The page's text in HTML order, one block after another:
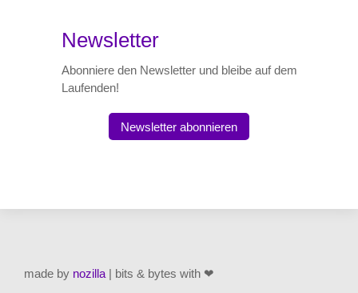
Newsletter
Abonniere den Newsletter und bleibe auf dem
Laufenden!
Newsletter abonnieren
made by nozilla | bits & bytes with ❤